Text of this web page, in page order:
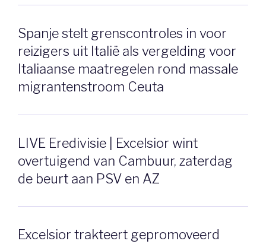
Spanje stelt grenscontroles in voor
reizigers uit Italië als vergelding voor
Italiaanse maatregelen rond massale
migrantenstroom Ceuta
LIVE Eredivisie | Excelsior wint
overtuigend van Cambuur, zaterdag
de beurt aan PSV en AZ
Excelsior trakteert gepromoveerd